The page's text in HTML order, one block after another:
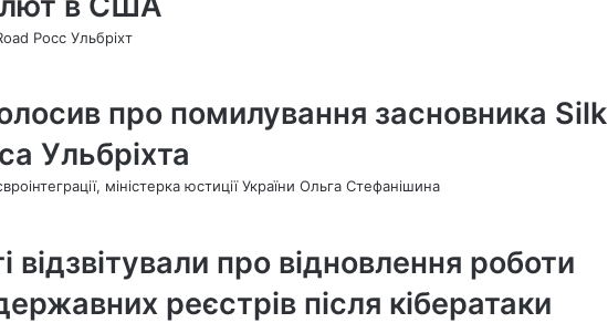
про помилування засновника Silk
Ульбріхта
відзвітували про відновлення роботи
реєстрів після кібератаки